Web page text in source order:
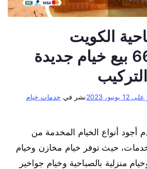
الكويت
66154447 بيع خيام جديدة
على 12 يونيو، 2023 نشر في خدمات خيام
أجود أنواع الخيام المخدمة من
حيث توفر خيام مخازن وخيام
منزلية بالصباحية وخيام جواخير